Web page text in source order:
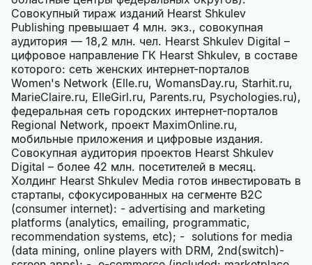
Совокупный тираж изданий Hearst Shkulev
Publishing превышает 4 млн. экз., совокупная
аудитория — 18,2 млн. чел. Hearst Shkulev Digital –
цифровое направление ГК Hearst Shkulev, в составе
которого: сеть женских интернет-порталов
Women's Network (Elle.ru, WomansDay.ru, Starhit.ru,
MarieClaire.ru, ElleGirl.ru, Parents.ru, Psychologies.ru),
федеральная сеть городских интернет-порталов
Regional Network, проект MaximOnline.ru,
мобильные приложения и цифровые издания.
Совокупная аудитория проектов Hearst Shkulev
Digital – более 42 млн. посетителей в месяц.
Холдинг Hearst Shkulev Media готов инвестировать в
стартапы, сфокусированных на сегменте B2C
(consumer internet): - advertising and marketing
platforms (analytics, emailing, programmatic,
recommendation systems, etc); - solutions for media
(data mining, online players with DRM, 2nd(switch)-